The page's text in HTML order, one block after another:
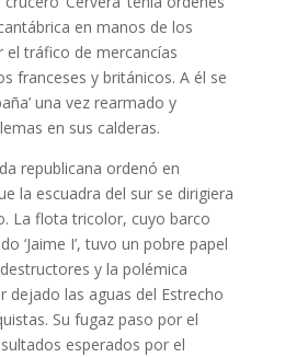
en manos de los
el tráfico de mercancías
franceses y británicos. A él se
una vez rearmado y
en sus calderas.
republicana ordenó en
la escuadra del sur se dirigiera
La flota tricolor, cuyo barco
‘Jaime I’, tuvo un pobre papel
y la polémica
dejado las aguas del Estrecho
Su fugaz paso por el
esperados por el